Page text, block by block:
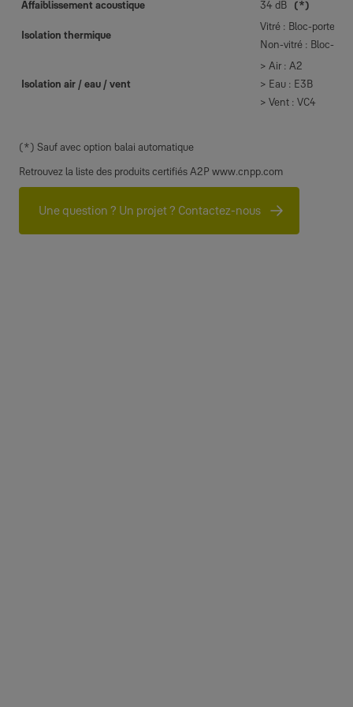
Affaiblissement acoustique
34 dB (*)
Isolation thermique
Vitré : Bloc-porte :
Non-vitré : Bloc-
Isolation air / eau / vent
> Air : A2
> Eau : E3B
> Vent : VC4
(*) Sauf avec option balai automatique
Retrouvez la liste des produits certifiés A2P www.cnpp.com
Une question ? Un projet ? Contactez-nous